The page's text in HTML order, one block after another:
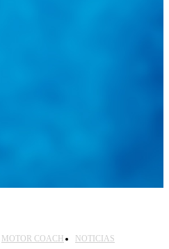
MOTOR COACH
NOTICIAS